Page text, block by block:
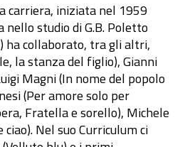
carriera, iniziata nel 1959
studio di G.B. Poletto
ha collaborato, tra gli altri,
la stanza del figlio), Gianni
Magni (In nome del popolo
(Per amore solo per
Fratella e sorello), Michele
Nel suo Curriculum ci